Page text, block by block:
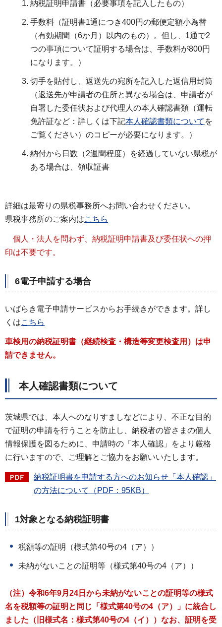
納税証明申請書（必要事項を記入したもの）
手数料（証明書1通につき400円の郵便定額小為替
（有効期間（6か月）以内のもの）。但し、1通で2
つの事項について証明する場合は、手数料が800円
になります。）
切手を貼付し、返送先の宛所を記入した返信用封筒
（返送先が申請者の住所と異なる場合は、申請者が
自署した委任状および代理人の本人確認書類（運転
免許証など：詳しくは下記本人確認書類について を
ご覧ください）のコピーが必要になります。）
納付から日数（2週間程度）を経過していない県税が
ある場合は、領収証書
詳細は最寄りの県税事務所へお問い合わせください。
県税事務所のご案内はこちら
個人・法人を問わず、納税証明申請書及び委任状への押
印は不要です。
6電子申請する場合
いばらき電子申請サービスからお手続きができます。詳し
くはこちら
車検用の納税証明書（継続検査・構造等変更検査用）は申
請できません。
本人確認書類について
茨城県では、本人へのなりすましなどにより、不正な目的
で証明の申請を行うことを防止し、納税者の皆さまの個人
情報保護を図るために、申請時の「本人確認」をより厳格
に行いますので、ご理解とご協力をお願いいたします。
納税証明書を申請する方へのお知らせ「本人確認」
の方法について（PDF：95KB）
1対象となる納税証明書
税額等の証明（様式第40号の4（ア））
未納がないことの証明等（様式第40号の4（ア））
（注）令和6年9月24日から未納がないことの証明等の様式
名を税額等の証明と同じ「様式第40号の4（ア）」に統合し
ました（旧様式名：様式第40号の4（イ））なお、証明を受